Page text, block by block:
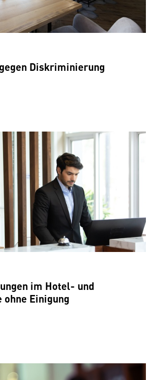
Diskriminierung
im Hotel- und
ohne Einigung